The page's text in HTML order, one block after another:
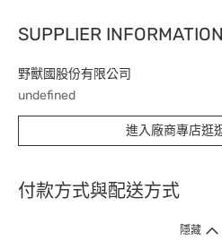
SUPPLIER
野獸國股份有限公司
undefined
進入廠商專店逛
付款方式與配送方式
隱藏